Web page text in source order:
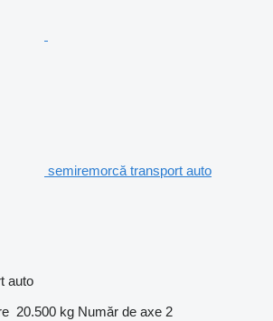
semiremorcă transport auto
auto
20.500 kg Număr de axe 2